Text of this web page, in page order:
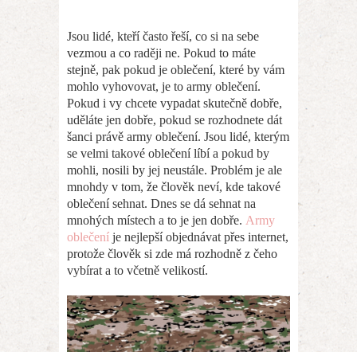
Jsou lidé, kteří často řeší, co si na sebe
vezmou a co raději ne. Pokud to máte
stejně, pak pokud je oblečení, které by vám
mohlo vyhovovat, je to army oblečení.
Pokud i vy chcete vypadat skutečně dobře,
uděláte jen dobře, pokud se rozhodnete dát
šanci právě army oblečení. Jsou lidé, kterým
se velmi takové oblečení líbí a pokud by
mohli, nosili by jej neustále. Problém je ale
mnohdy v tom, že člověk neví, kde takové
oblečení sehnat. Dnes se dá sehnat na
mnohých místech a to je jen dobře. Army
oblečení je nejlepší objednávat přes internet,
protože člověk si zde má rozhodně z čeho
vybírat a to včetně velikostí.